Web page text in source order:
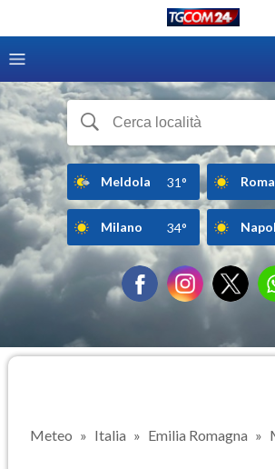
Meldola 31° Roma
Milano 34°
Meteo Italia Emilia Romagna